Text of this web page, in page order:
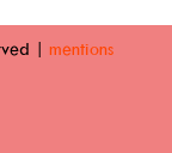
| mentions